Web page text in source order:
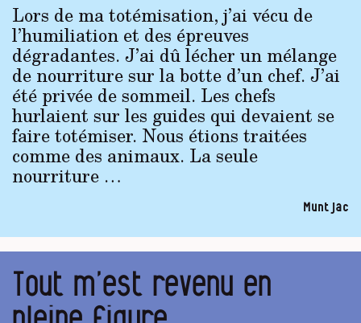
Lors de ma totémisation, j’ai vécu de
l’humiliation et des épreuves
dégradantes. J’ai dû lécher un mélange
de nourriture sur la botte d’un chef. J’ai
été privée de sommeil. Les chefs
hurlaient sur les guides qui devaient se
faire totémiser. Nous étions traitées
comme des animaux. La seule
nourriture …
Muntjac
Tout m’est revenu en